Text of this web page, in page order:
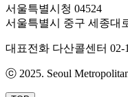
#고덕천 초록물결길
#노원우이마루
#은평에피소드
서울특별시청 04524
서울특별시 중구 세종대
대표전화 다산콜센터 02-
ⓒ 2025. Seoul